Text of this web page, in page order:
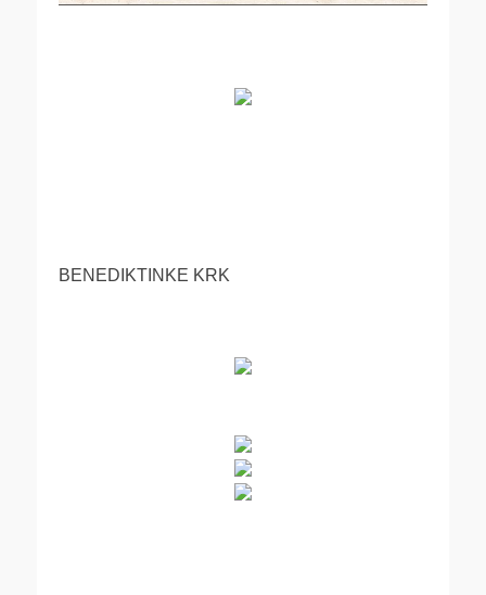
BENEDIKTINKE KRK